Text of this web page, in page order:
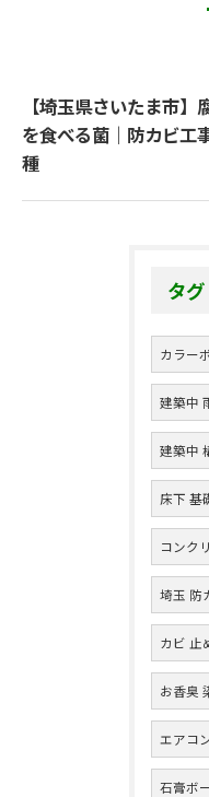
【埼玉県さいたま市
を食べる菌｜防カビ工
種
タグ
カラー
建築中
建築中
床下 基
コンク
埼玉 防
カビ 止
お香臭
エアコ
石膏ボ